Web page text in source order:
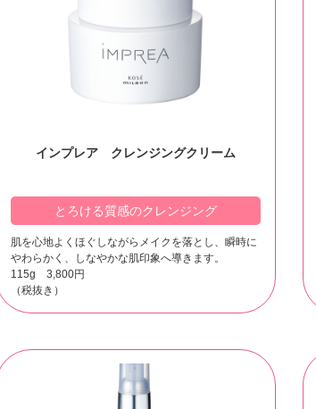
インプレア クレンジングクリーム
とろける質感のクレンジング
肌を心地よくほぐしながらメイクを落とし、瞬時に
やわらかく、しなやかな肌印象へ導きます。
115g 3,800円
（税抜き）